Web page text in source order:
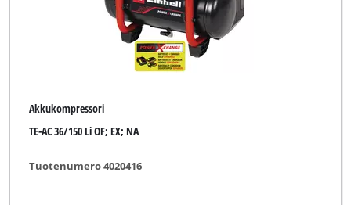
Akkukompressori
TE-AC 36/150 Li OF; EX; NA
Tuotenumero 4020416